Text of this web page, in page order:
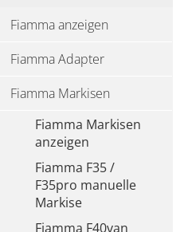
Fiamma anzeigen
Fiamma Adapter
Fiamma Markisen
Fiamma Markisen
anzeigen
Fiamma F35 /
F35pro manuelle
Markise
Fiamma F40van